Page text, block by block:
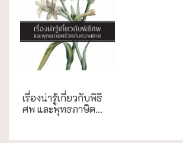
เรื่องน่ารู้เกี่ยวกับพิธี
ศพ และพุทธภาษิต...